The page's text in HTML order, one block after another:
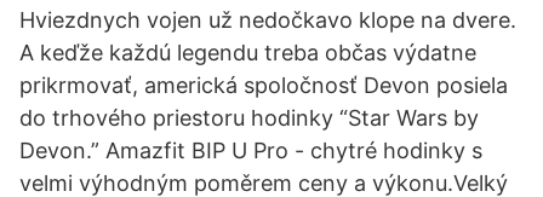
Hviezdnych vojen už nedočkavo klope na dvere.
A keďže každú legendu treba občas výdatne
prikrmovať, americká spoločnosť Devon posiela
do trhového priestoru hodinky “Star Wars by
Devon.” Amazfit BIP U Pro - chytré hodinky s
velmi výhodným poměrem ceny a výkonu.Velký